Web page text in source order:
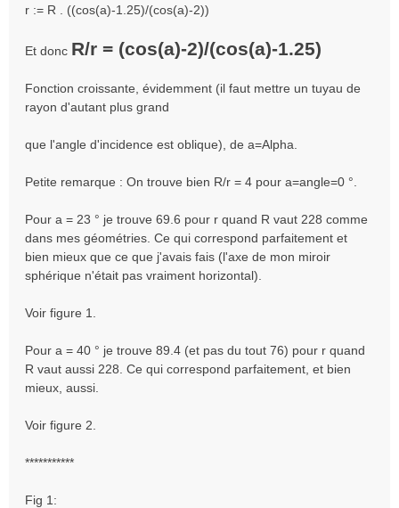
e
n
u
r := R . ((cos(a)-1.25)/(cos(a)-2))
Et donc R/r = (cos(a)-2)/(cos(a)-1.25)
Fonction croissante, évidemment (il faut mettre un tuyau de
rayon d'autant plus grand
que l'angle d'incidence est oblique), de a=Alpha.
Petite remarque : On trouve bien R/r = 4 pour a=angle=0 °.
Pour a = 23 ° je trouve 69.6 pour r quand R vaut 228 comme
dans mes géométries. Ce qui correspond parfaitement et
bien mieux que ce que j'avais fais (l'axe de mon miroir
sphérique n'était pas vraiment horizontal).
Voir figure 1.
Pour a = 40 ° je trouve 89.4 (et pas du tout 76) pour r quand
R vaut aussi 228. Ce qui correspond parfaitement, et bien
mieux, aussi.
Voir figure 2.
***********
Fig 1: